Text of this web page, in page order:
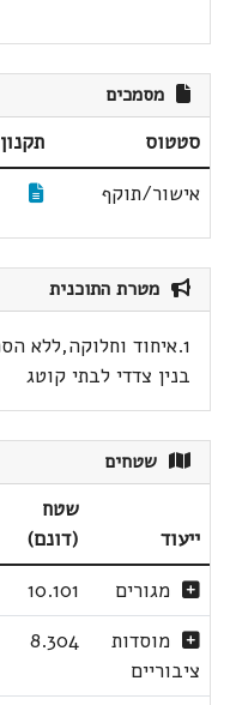
מסמכים
סטטוס תקנון
אישור/תוקף
מטרת התוכנית
בנין צדדי לבתי קוטג
שטחים
ייעוד
שטח
(דונם)
מגורים
10.101
מוסדות
ציבוריים
8.304